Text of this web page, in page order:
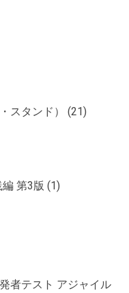
スタンド）
(21)
第3版 (1)
者テスト アジャイル